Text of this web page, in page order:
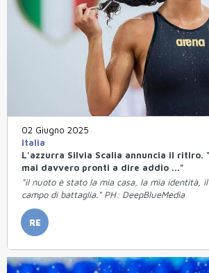
02 Giugno 2025
Italia
L'azzurra Silvia Scalia annuncia il ritiro.
mai davvero pronti a dire addio ..."
"il nuoto è stato la mia casa, la mia identità,
campo di battaglia." PH: DeepBlueMedia
RE